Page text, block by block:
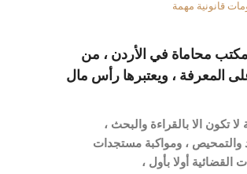
قانونية مهمة
محاماة في الأردن ، من
المعرفة ، ويعتبرها رأس مال
لا تكون الا بالقراءة والبحث ،
والتمحيص ، ومواكبة مستجدات
القضائية أولا بأول ،